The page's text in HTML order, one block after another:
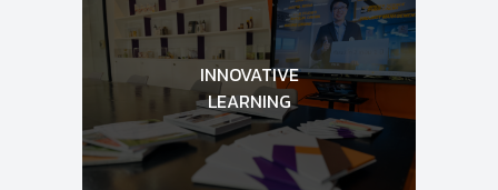
INNOVATIVE
LEARNING